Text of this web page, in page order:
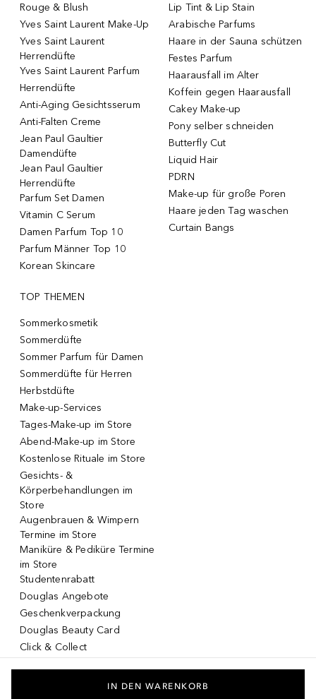
Rouge & Blush
Yves Saint Laurent Make-Up
Yves Saint Laurent
Herrendüfte
Yves Saint Laurent Parfum
Herrendüfte
Anti-Aging Gesichtsserum
Anti-Falten Creme
Jean Paul Gaultier
Damendüfte
Jean Paul Gaultier
Herrendüfte
Parfum Set Damen
Vitamin C Serum
Damen Parfum Top 10
Parfum Männer Top 10
Korean Skincare
Lip Tint & Lip Stain
Arabische Parfums
Haare in der Sauna schützen
Festes Parfum
Haarausfall im Alter
Koffein gegen Haarausfall
Cakey Make-up
Pony selber schneiden
Butterfly Cut
Liquid Hair
PDRN
Make-up für große Poren
Haare jeden Tag waschen
Curtain Bangs
TOP THEMEN
Sommerkosmetik
Sommerdüfte
Sommer Parfum für Damen
Sommerdüfte für Herren
Herbstdüfte
Make-up-Services
Tages-Make-up im Store
Abend-Make-up im Store
Kostenlose Rituale im Store
Gesichts- &
Körperbehandlungen im
Store
Augenbrauen & Wimpern
Termine im Store
Maniküre & Pediküre Termine
im Store
Studentenrabatt
Douglas Angebote
Geschenkverpackung
Douglas Beauty Card
Click & Collect
IN DEN WARENKORB